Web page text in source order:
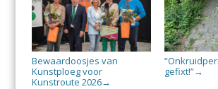
Bewaardoosjes van
Kunstploeg voor
Kunstroute 2026→
gefixt!”→